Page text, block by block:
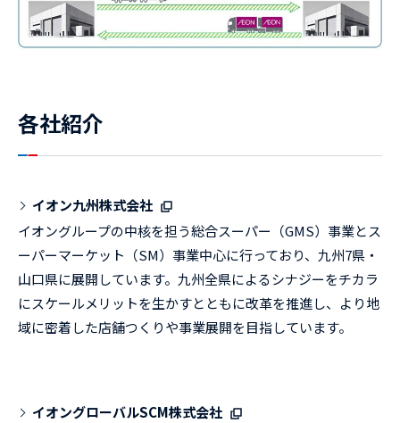
各社紹介
イオン九州株式会社
イオングループの中核を担う総合スーパー（GMS）事業とス
ーパーマーケット（SM）事業中心に行っており、九州7県・
山口県に展開しています。九州全県によるシナジーをチカラ
にスケールメリットを生かすとともに改革を推進し、より地
域に密着した店舗つくりや事業展開を目指しています。
イオングローバルSCM株式会社